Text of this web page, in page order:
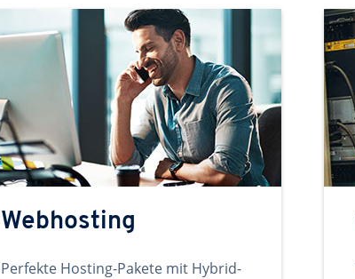
Webhosting
Perfekte Hosting-Pakete mit Hybrid-